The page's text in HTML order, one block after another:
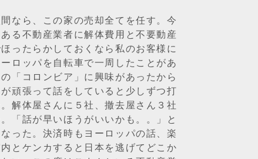
なら、この家の売却全てを任す。今
る不動産業者に解体費用と不要動産
ったらかしておくなら私のお客様に
ロッパを自転車で一周したことがあ
「コロンビア」に興味があったから
頑張って話をしていると少しずつ打
解体屋さんに５社、撤去屋さん３社
「話が早いほうがいいかも。。」と
った。決済時もヨーロッパの話、楽
とケンカすると日本を逃げてどこか